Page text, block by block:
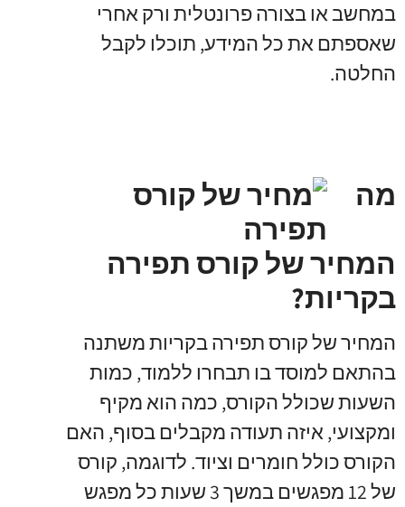
במחשב או בצורה פרונטלית ורק אחרי
שאספתם את כל המידע, תוכלו לקבל
החלטה.
מה
המחיר של קורס תפירה
בקריות?
המחיר של קורס תפירה בקריות משתנה
בהתאם למוסד בו תבחרו ללמוד, כמות
השעות שכולל הקורס, כמה הוא מקיף
ומקצועי, איזה תעודה מקבלים בסוף, האם
הקורס כולל חומרים וציוד. לדוגמה, קורס
של 12 מפגשים במשך 3 שעות כל מפגש